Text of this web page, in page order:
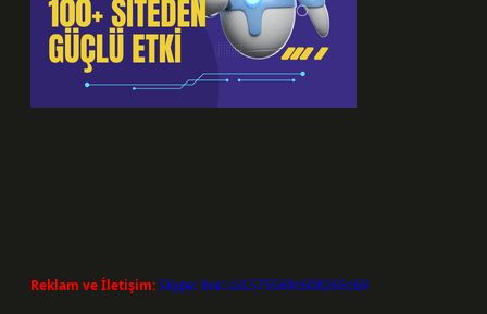
Reklam ve İletişim:Skype: live:.cid.575569c608265c69